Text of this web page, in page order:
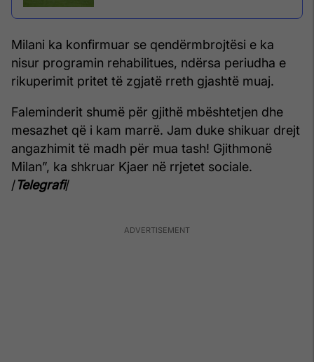
Milani ka konfirmuar se qendërmbrojtësi e ka
nisur programin rehabilitues, ndërsa periudha e
rikuperimit pritet të zgjatë rreth gjashtë muaj.
Faleminderit shumë për gjithë mbështetjen dhe
mesazhet që i kam marrë. Jam duke shikuar drejt
angazhimit të madh për mua tash! Gjithmonë
Milan”, ka shkruar Kjaer në rrjetet sociale.
/Telegrafi/